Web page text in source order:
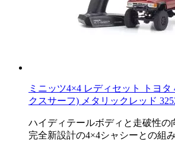
ミニッツ4×4 レディセット トヨ
クスサーフ) メタリックレッド
ハイディテールボディと走破性の
完全新設計の4×4シャシーとの組